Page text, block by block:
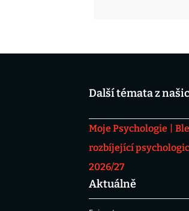
Další témata z
Moje Psychologie
rozbíjející
2026/27
Aktuálně